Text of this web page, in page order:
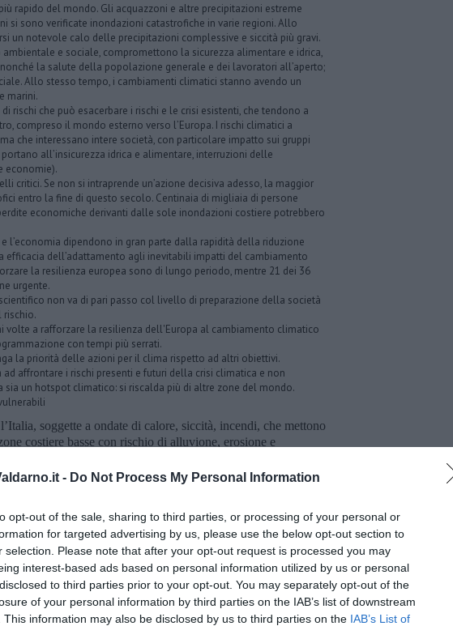
- Do Not Process My Personal Information
opt-out of the sale, sharing to third parties, or processing of your personal or
for targeted advertising by us, please use the below opt-out section to
selection. Please note that after your opt-out request is processed you may
interest-based ads based on personal information utilized by us or personal
to third parties prior to your opt-out. You may separately opt-out of the
of your personal information by third parties on the IAB’s list of downstream
This information may also be disclosed by us to third parties on the IAB’s List of
rapido del mondo. Gli acquazzoni e altre precipitazioni estreme
si sono verificate inondazioni catastrofiche in varie regioni. Allo
un notevole calo delle precipitazioni complessive e siccità più gravi.
e sociale, compromettono la sicurezza alimentare e idrica,
la salute della popolazione generale e dei lavoratori all’aperto;
Allo stesso tempo, i cambiamenti climatici stanno avendo un
marini.
rischi che può esacerbare i rischi e le crisi esistenti, che tendono a
compreso il mondo esterno verso l’Europa. I rischi climatici a
che interessano intere società, con particolare impatto sui gruppi
all’insicurezza idrica e alimentare, interruzioni delle
economie).
critici. Se non si intraprende un’azione decisiva adesso, la maggior
entro la fine di questo secolo. Centinaia di migliaia di persone
economiche derivanti dalle sole inondazioni costiere potrebbero
l’economia dipendono in gran parte dalla rapidità della riduzione
dell’adattamento agli inevitabili impatti del cambiamento
la resilienza europea sono di lungo periodo, mentre 21 dei 36
urgente.
non va di pari passo col livello di preparazione della società
rischio.
volte a rafforzare la resilienza dell'Europa al cambiamento climatico
con tempi più serrati.
la priorità delle azioni per il clima rispetto ad altri obiettivi.
ad affrontare i rischi presenti e futuri della crisi climatica e non
un hotspot climatico: si riscalda più di altre zone del mondo.
soggette a ondate di calore, siccità, incendi, che mettono
costiere basse con rischio di alluvione, erosione e
le isole Canarie, fragili per posizione e costituzione.
in Europa dipendono dal turismo, dalle foreste,
le regioni costiere e le isole, sia le aree urbane
calore e delle precipitazioni estreme.
legati al clima, ad esempio l’inquinamento e le pratiche
acqua e suolo, la perdita di biodiversità, l’eutrofizzazione
cascata” del rischio climatico. Il Report raggruppa i 36
grandi gruppi: ecosistemi, alimenti, salute, infrastrutture,